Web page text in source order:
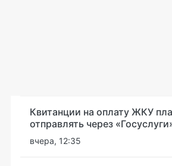
Квитанции на оплату ЖКУ
отправлять через
вчера, 12:35